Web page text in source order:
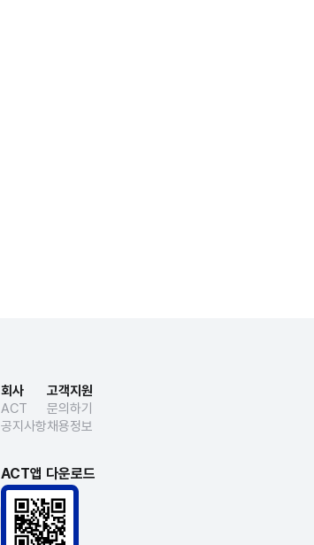
회사
ACT
공지사항
고객지원
문의하기
채용정보
ACT앱 다운로드